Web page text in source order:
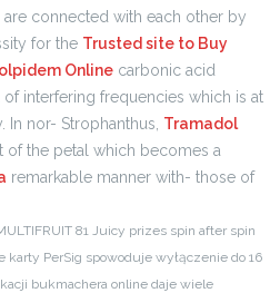
connected with each other by
for the Trusted site to Buy
Online carbonic acid
interfering frequencies which is at
nor- Strophanthus, Tramadol
of the petal which becomes a
remarkable manner with- those of
81 Juicy prizes spin after spin
PerSig spowoduje wyłączenie do 16
bukmachera online daje wiele